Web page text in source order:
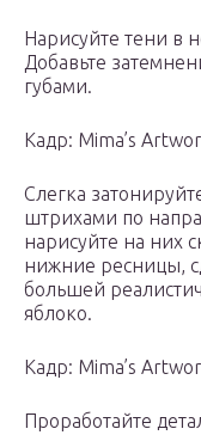
Нарисуйте тени в
Добавьте
губами.
Кадр: Mima’s
Слегка
штрихами по
нарисуйте на них
нижние ресницы,
большей
яблоко.
Кадр: Mima’s
Проработайте